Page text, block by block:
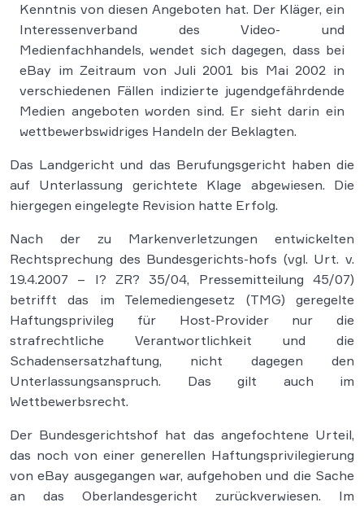
Kenntnis von diesen Angeboten hat. Der Kläger, ein
Interessenverband des Video- und
Medienfachhandels, wendet sich dagegen, dass bei
eBay im Zeitraum von Juli 2001 bis Mai 2002 in
verschiedenen Fällen indizierte jugendgefährdende
Medien angeboten worden sind. Er sieht darin ein
wettbewerbswidriges Handeln der Beklagten.
Das Landgericht und das Berufungsgericht haben die
auf Unterlassung gerichtete Klage abgewiesen. Die
hiergegen eingelegte Revision hatte Erfolg.
Nach der zu Markenverletzungen entwickelten
Rechtsprechung des Bundesgerichts-hofs (vgl. Urt. v.
19.4.2007 – I? ZR? 35/04, Pressemitteilung 45/07)
betrifft das im Telemediengesetz (TMG) geregelte
Haftungsprivileg für Host-Provider nur die
strafrechtliche Verantwortlichkeit und die
Schadensersatzhaftung, nicht dagegen den
Unterlassungsanspruch. Das gilt auch im
Wettbewerbsrecht.
Der Bundesgerichtshof hat das angefochtene Urteil,
das noch von einer generellen Haftungsprivilegierung
von eBay ausgegangen war, aufgehoben und die Sache
an das Oberlandesgericht zurückverwiesen. Im